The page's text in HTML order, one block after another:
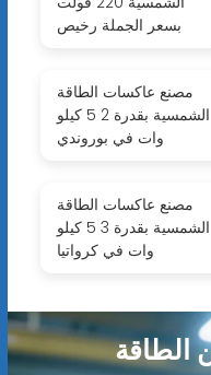
بسعر الجملة رخيص
مصنع عاكسات الطاقة
الشمسية بقدرة 2 5 كيلو
وات في بوروندي
مصنع عاكسات الطاقة
الشمسية بقدرة 3 5 كيلو
وات في كرواتيا
الطاقة